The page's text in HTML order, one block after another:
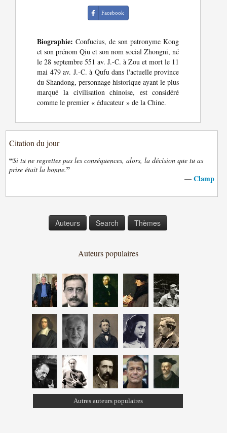
Facebook
Biographie: Confucius, de son patronyme Kong
et son prénom Qiu et son nom social Zhongni, né
le 28 septembre 551 av. J.-C. à Zou et mort le 11
mai 479 av. J.-C. à Qufu dans l'actuelle province
du Shandong, personnage historique ayant le plus
marqué la civilisation chinoise, est considéré
comme le premier « éducateur » de la Chine.
Citation du jour
“Si tu ne regrettes pas les conséquences, alors, la décision que tu as
prise était la bonne.”
— Clamp
Auteurs Search Thèmes
Auteurs populaires
Autres auteurs populaires